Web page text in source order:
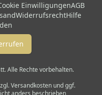
EinwilligungenAGB
WiderrufsrechtHilfe
Alle Rechte vorbehalten.
Versandkosten und ggf.